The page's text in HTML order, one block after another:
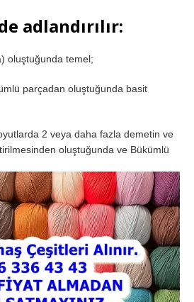
adlandırılır:
oluştuğunda temel;
parçadan oluştuğunda basit
2 veya daha fazla demetin ve
oluştuğunda ve Bükümlü